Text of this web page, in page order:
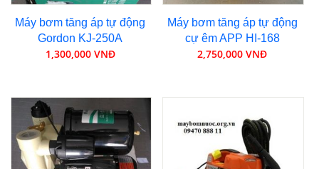
Máy bơm tăng áp tự động
Gordon KJ-250A
1,300,000 VNĐ
Máy bơm tăng áp tự động
cự êm APP HI-168
2,750,000 VNĐ